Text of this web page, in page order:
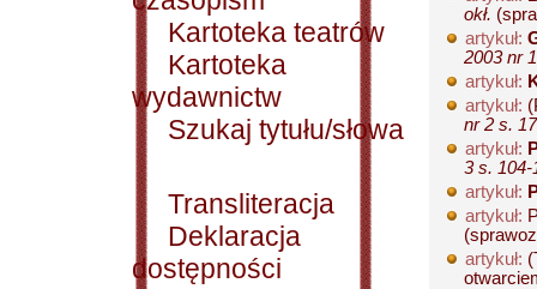
Kartoteka teatrów
Kartoteka
wydawnictw
Szukaj tytułu/słowa
Transliteracja
Deklaracja
dostępności
okł.
artykuł:
2003 nr
artykuł:
artykuł:
nr 2 s. 17
artykuł:
3 s. 104-
artykuł:
artykuł:
artykuł: